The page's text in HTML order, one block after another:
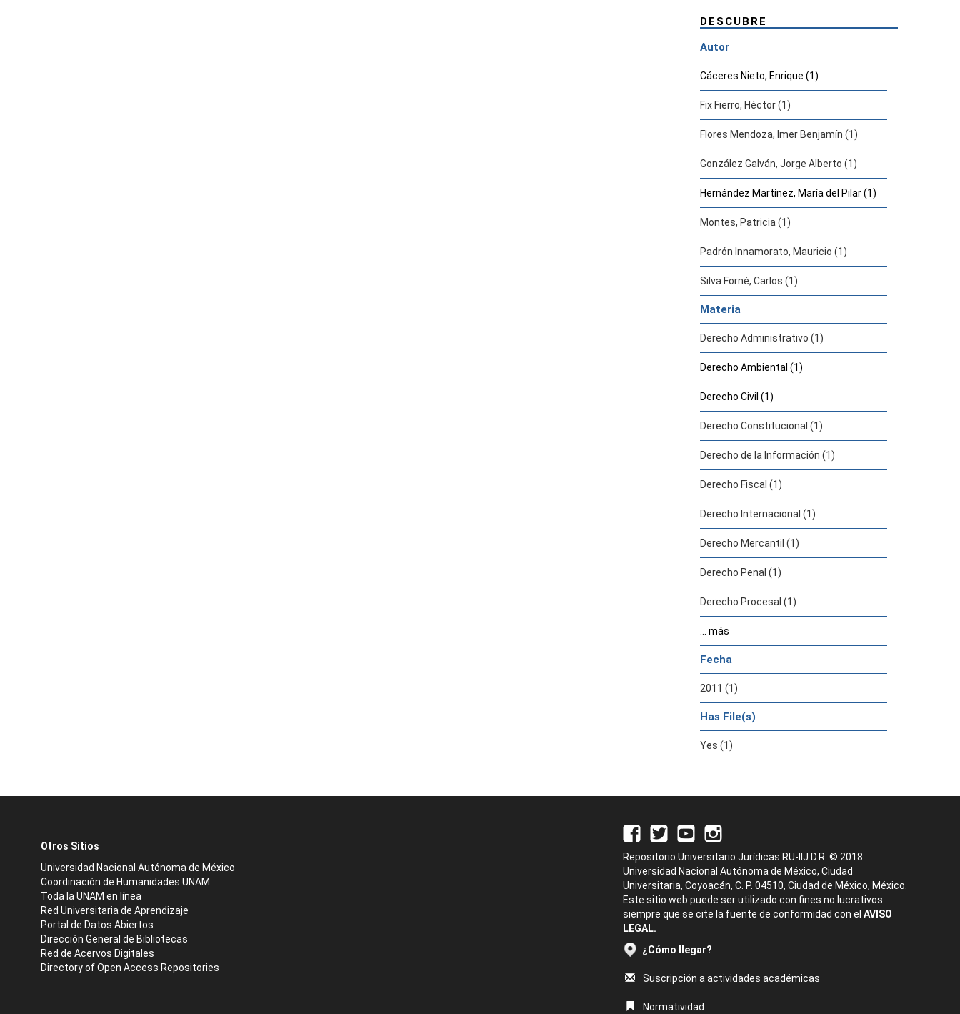
DESCUBRE
Autor
Cáceres Nieto, Enrique (1)
Fix Fierro, Héctor (1)
Flores Mendoza, Imer Benjamín (1)
González Galván, Jorge Alberto (1)
Hernández Martínez, María del Pilar (1)
Montes, Patricia (1)
Padrón Innamorato, Mauricio (1)
Silva Forné, Carlos (1)
Materia
Derecho Administrativo (1)
Derecho Ambiental (1)
Derecho Civil (1)
Derecho Constitucional (1)
Derecho de la Información (1)
Derecho Fiscal (1)
Derecho Internacional (1)
Derecho Mercantil (1)
Derecho Penal (1)
Derecho Procesal (1)
... más
Fecha
2011 (1)
Has File(s)
Yes (1)
Otros Sitios
Universidad Nacional Autónoma de México
Coordinación de Humanidades UNAM
Toda la UNAM en línea
Red Universitaria de Aprendizaje
Portal de Datos Abiertos
Dirección General de Bibliotecas
Red de Acervos Digitales
Directory of Open Access Repositories
Repositorio Universitario Jurídicas RU-IIJ D.R. © 2018.
Universidad Nacional Autónoma de México, Ciudad
Universitaria, Coyoacán, C. P. 04510, Ciudad de México, México.
Este sitio web puede ser utilizado con fines no lucrativos
siempre que se cite la fuente de conformidad con el AVISO
LEGAL.
¿Cómo llegar?
Suscripción a actividades académicas
Normatividad